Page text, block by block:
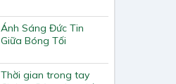
Ánh Sáng Đức Tin
Giữa Bóng Tối
Thời gian trong tay